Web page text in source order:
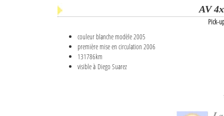
AV
Pick-
couleur blanche modèle 2005
première mise en circulation 2006
131786km
visible à Diego Suarez